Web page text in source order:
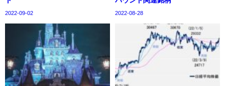
2022-09-02 2022-08-28